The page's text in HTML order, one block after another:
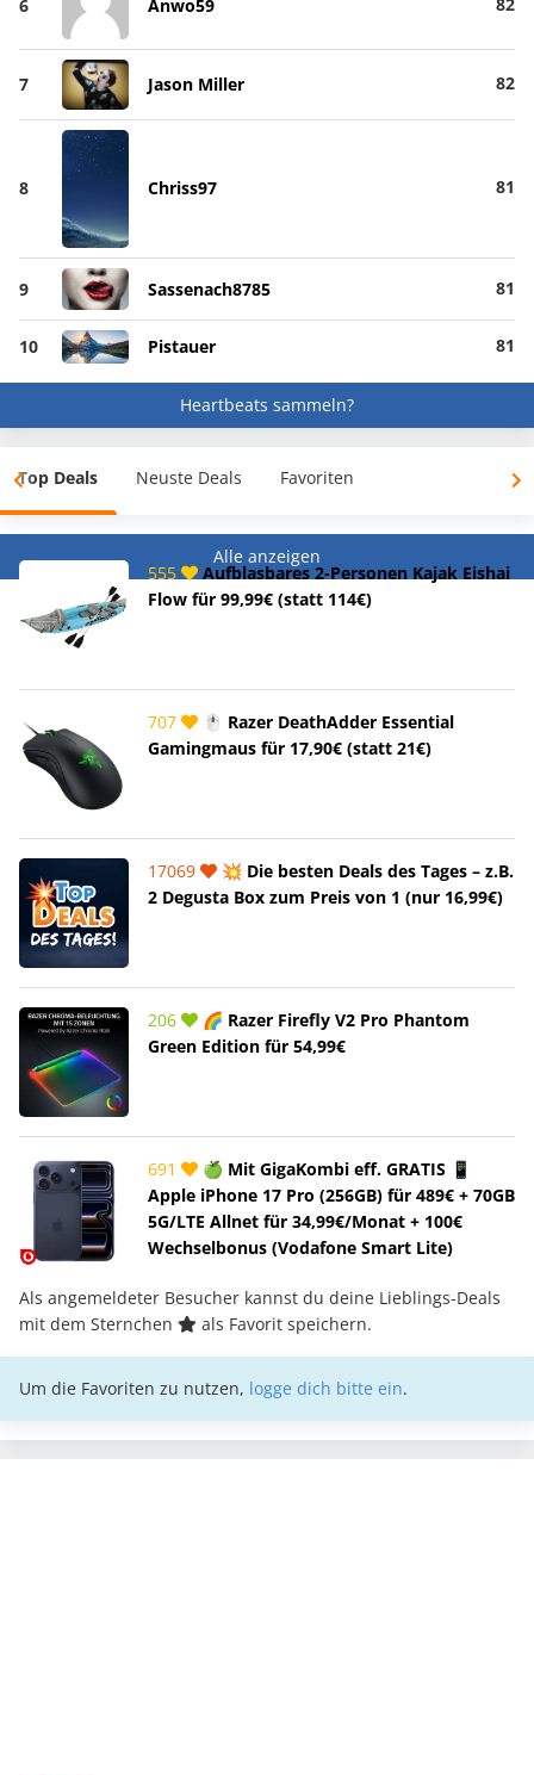
6 Anwo59
7 Jason Miller 82
8 Chriss97 81
9 Sassenach8785 81
10 Pistauer 81
Heartbeats sammeln?
Top Deals Neuste Deals Favoriten
Alle anzeigen
555
Aufblasbares 2-Personen Kajak Eishai
Flow für 99,99€ (statt 114€)
707
🖱️ Razer DeathAdder Essential
Gamingmaus für 17,90€ (statt 21€)
17069
💥 Die besten Deals des Tages – z.B.
2 Degusta Box zum Preis von 1 (nur 16,99€)
206
🌈 Razer Firefly V2 Pro Phantom
Green Edition für 54,99€
691
🍏 Mit GigaKombi eff. GRATIS 📱
Apple iPhone 17 Pro (256GB) für 489€ + 70GB
5G/LTE Allnet für 34,99€/Monat + 100€
Wechselbonus (Vodafone Smart Lite)
Als angemeldeter Besucher kannst du deine Lieblings-Deals
mit dem Sternchen
als Favorit speichern.
Um die Favoriten zu nutzen, logge dich bitte ein.